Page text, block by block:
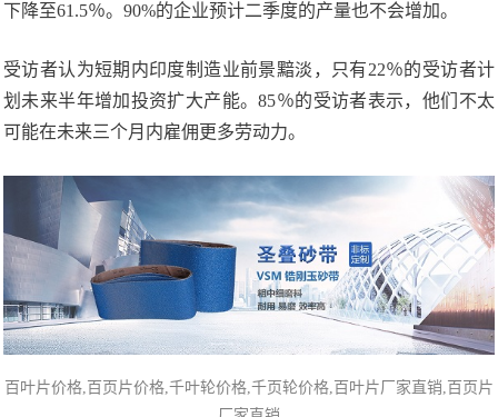
下降至61.5％。90%的企业预计二季度的产量也不会增加。
受访者认为短期内印度制造业前景黯淡，只有22％的受访者计
划未来半年增加投资扩大产能。85％的受访者表示，他们不太
可能在未来三个月内雇佣更多劳动力。
百叶片价格,百页片价格,千叶轮价格,千页轮价格,百叶片厂家直销,百页片